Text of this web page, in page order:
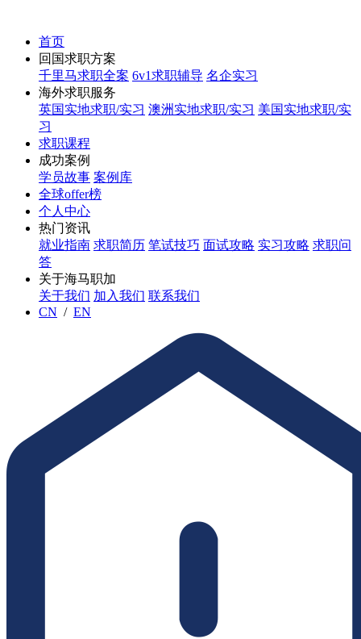
首页
回国求职方案
千里马求职全案 6v1求职辅导 名企实习
海外求职服务
英国实地求职/实习 澳洲实地求职/实习 美国实地求职/实
习
求职课程
成功案例
学员故事 案例库
全球offer榜
个人中心
热门资讯
就业指南 求职简历 笔试技巧 面试攻略 实习攻略 求职问
答
关于海马职加
关于我们 加入我们 联系我们
CN / EN